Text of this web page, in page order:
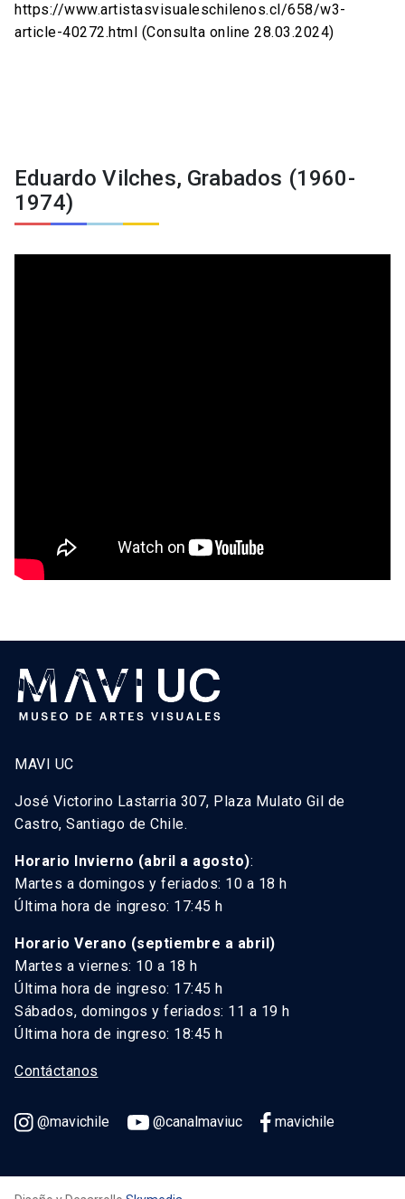
https://www.artistasvisualeschilenos.cl/658/w3-
article-40272.html (Consulta online 28.03.2024)
Eduardo Vilches, Grabados (1960-
1974)
MAVI UC
José Victorino Lastarria 307, Plaza Mulato Gil de
Castro, Santiago de Chile.
Horario Invierno (abril a agosto):
Martes a domingos y feriados: 10 a 18 h
Última hora de ingreso: 17:45 h
Horario Verano (septiembre a abril)
Martes a viernes: 10 a 18 h
Última hora de ingreso: 17:45 h
Sábados, domingos y feriados: 11 a 19 h
Última hora de ingreso: 18:45 h
Contáctanos
@mavichile @canalmaviuc mavichile